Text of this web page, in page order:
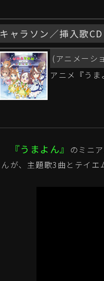
キャラソン／挿入歌
(アニメーシ
アニメ『うま
『うまよん』
のミニ
んが、主題歌3曲とテイエ